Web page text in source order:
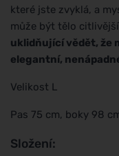
které jste zvyklá, a
může být tělo citlivější
uklidňující vědět, že
elegantní,
Velikost L
Pas 75 cm, boky 98
Složení: